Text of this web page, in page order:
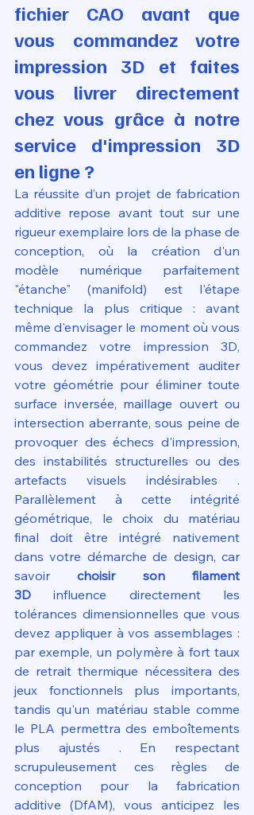
fichier CAO avant que
vous commandez votre
impression 3D et faites
vous livrer directement
chez vous grâce à notre
service d'impression 3D
en ligne ?
La réussite d’un projet de fabrication
additive repose avant tout sur une
rigueur exemplaire lors de la phase de
conception, où la création d'un
modèle numérique parfaitement
"étanche" (manifold) est l'étape
technique la plus critique : avant
même d'envisager le moment où vous
commandez votre impression 3D,
vous devez impérativement auditer
votre géométrie pour éliminer toute
surface inversée, maillage ouvert ou
intersection aberrante, sous peine de
provoquer des échecs d'impression,
des instabilités structurelles ou des
artefacts visuels indésirables .
Parallèlement à cette intégrité
géométrique, le choix du matériau
final doit être intégré nativement
dans votre démarche de design, car
savoir choisir son filament
3D influence directement les
tolérances dimensionnelles que vous
devez appliquer à vos assemblages :
par exemple, un polymère à fort taux
de retrait thermique nécessitera des
jeux fonctionnels plus importants,
tandis qu'un matériau stable comme
le PLA permettra des emboîtements
plus ajustés . En respectant
scrupuleusement ces règles de
conception pour la fabrication
additive (DfAM), vous anticipez les